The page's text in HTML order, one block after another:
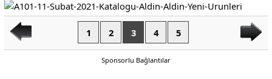
1 2 3 4 5
Sponsorlu Bağlantılar